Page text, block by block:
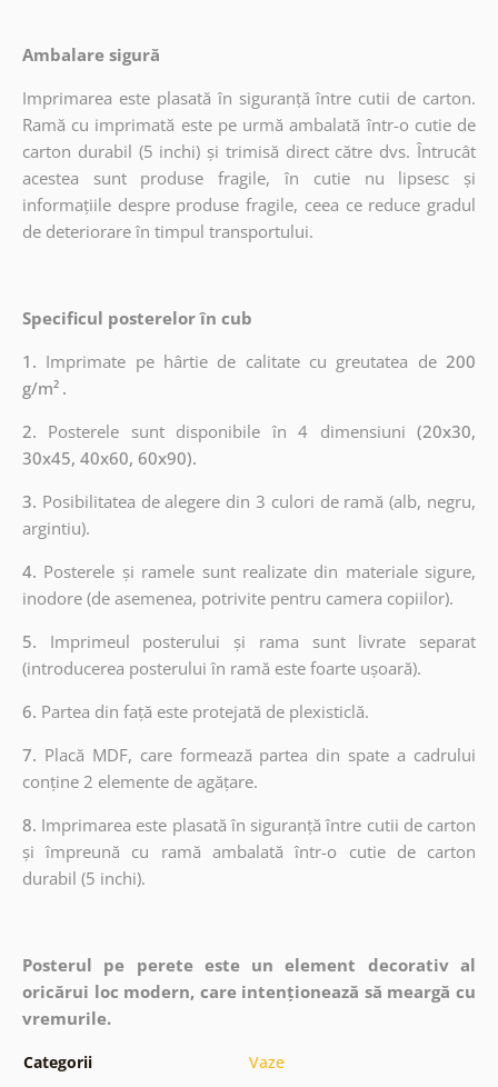
Ambalare sigură
Imprimarea este plasată în siguranță între cutii de carton.
Ramă cu imprimată este pe urmă ambalată într-o cutie de
carton durabil (5 inchi) și trimisă direct către dvs. Întrucât
acestea sunt produse fragile, în cutie nu lipsesc și
informațiile despre produse fragile, ceea ce reduce gradul
de deteriorare în timpul transportului.
Specificul posterelor în cub
1. Imprimate pe hârtie de calitate cu greutatea de200
g/m² .
2. Posterele sunt disponibile în 4 dimensiuni (20x30,
30x45, 40x60, 60x90).
3. Posibilitatea de alegere din 3 culori de ramă (alb, negru,
argintiu).
4. Posterele și ramele sunt realizate din materiale sigure,
inodore (de asemenea, potrivite pentru camera copiilor).
5. Imprimeul posterului și rama sunt livrate separat
(introducerea posterului în ramă este foarte ușoară).
6. Partea din față este protejată de plexisticlă.
7. Placă MDF, care formează partea din spate a cadrului
conține 2 elemente de agățare.
8. Imprimarea este plasată în siguranță între cutii de carton
și împreună cu ramă ambalată într-o cutie de carton
durabil (5 inchi).
Posterul pe perete este un element decorativ al
oricărui loc modern, care intenționează să meargă cu
vremurile.
Categorii Vaze